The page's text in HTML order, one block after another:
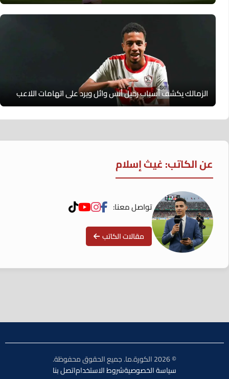
الزمالك يكشف أسباب رحيل أنس وائل ويرد على اتهامات اللاعب
عن الكاتب: غيث إسلام
تواصل معنا:
مقالات الكاتب
سياسة الخصوصيةشروط الاستخداماتصل بنا